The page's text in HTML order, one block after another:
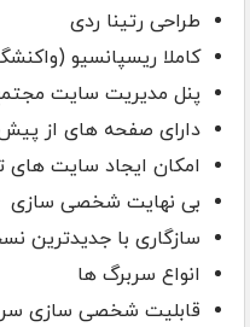
طراحی رتینا ردی
کاملا ریسپانسیو
پنل مدیریت سایت
دارای صفحه های از
امکان ایجاد سایت
بی نهایت شخصی سازی
سازگاری با جدیدترین
انواع سربرگ ها
قابلیت شخصی سازی